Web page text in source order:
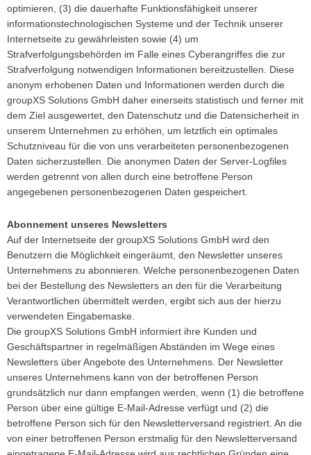
optimieren, (3) die dauerhafte Funktionsfähigkeit unserer
informationstechnologischen Systeme und der Technik unserer
Internetseite zu gewährleisten sowie (4) um
Strafverfolgungsbehörden im Falle eines Cyberangriffes die zur
Strafverfolgung notwendigen Informationen bereitzustellen. Diese
anonym erhobenen Daten und Informationen werden durch die
groupXS Solutions GmbH daher einerseits statistisch und ferner mit
dem Ziel ausgewertet, den Datenschutz und die Datensicherheit in
unserem Unternehmen zu erhöhen, um letztlich ein optimales
Schutzniveau für die von uns verarbeiteten personenbezogenen
Daten sicherzustellen. Die anonymen Daten der Server-Logfiles
werden getrennt von allen durch eine betroffene Person
angegebenen personenbezogenen Daten gespeichert.
Abonnement unseres Newsletters
Auf der Internetseite der groupXS Solutions GmbH wird den
Benutzern die Möglichkeit eingeräumt, den Newsletter unseres
Unternehmens zu abonnieren. Welche personenbezogenen Daten
bei der Bestellung des Newsletters an den für die Verarbeitung
Verantwortlichen übermittelt werden, ergibt sich aus der hierzu
verwendeten Eingabemaske.
Die groupXS Solutions GmbH informiert ihre Kunden und
Geschäftspartner in regelmäßigen Abständen im Wege eines
Newsletters über Angebote des Unternehmens. Der Newsletter
unseres Unternehmens kann von der betroffenen Person
grundsätzlich nur dann empfangen werden, wenn (1) die betroffene
Person über eine gültige E-Mail-Adresse verfügt und (2) die
betroffene Person sich für den Newsletterversand registriert. An die
von einer betroffenen Person erstmalig für den Newsletterversand